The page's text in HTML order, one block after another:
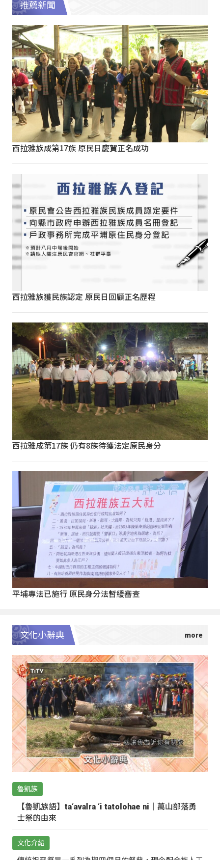
推薦新聞
西拉雅族成第17族 原民日慶賀正名成功
西拉雅族獲民族認定 原民日回顧正名歷程
西拉雅成第17族 仍有8族待獲法定原民身分
平埔專法已施行 原民身分法暫緩審查
文化小辭典
魯凱族
【魯凱族語】ta‘avalra ‘i tatolohae ni｜萬山部落勇
士祭的由來
文化介紹